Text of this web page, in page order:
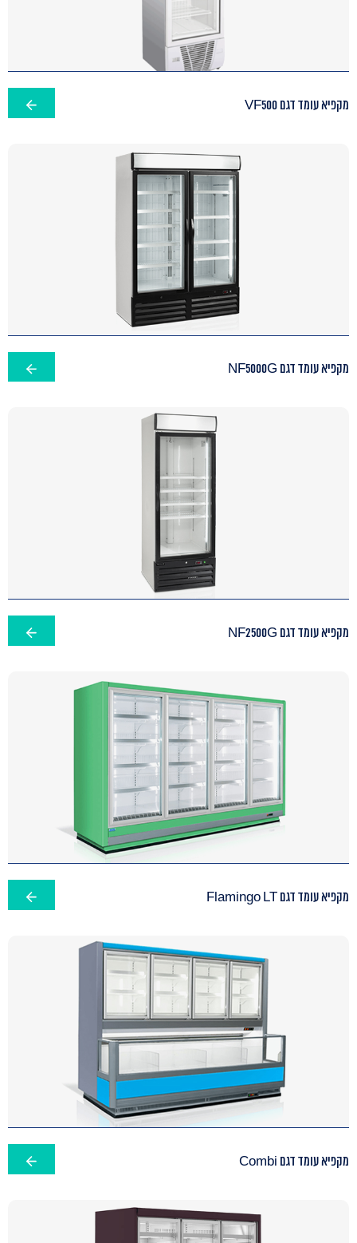
מקפיא עומד דגם VF500
מקפיא עומד דגם NF5000G
מקפיא עומד דגם NF2500G
מקפיא עומד דגם Flamingo LT
מקפיא עומד דגם Combi